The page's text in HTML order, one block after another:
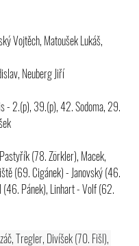
Vojtěch, Matoušek Lukáš,
Neuberg Jiří
- 2.(p), 39.(p), 42. Sodoma, 29.
(78. Zörkler), Macek,
(69. Cigánek) - Janovský (46.
(46. Pánek), Linhart - Volf (62.
Tregler, Divíšek (70. Fišl),